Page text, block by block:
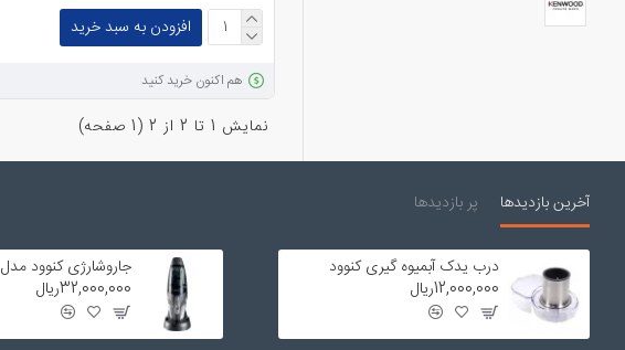
افزودن به سبد خرید
هم اکنون خرید کنید
نمايش 1 تا 2 از 2 (1 صفحه)
آخرین بازدیدها پر بازدیدها
درب یدک آبمیوه گیری کنوود
12,000,000ریال
جاروشارژی کنوود مدل HVP19
32,000,000ریال